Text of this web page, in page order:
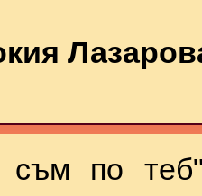
съм по